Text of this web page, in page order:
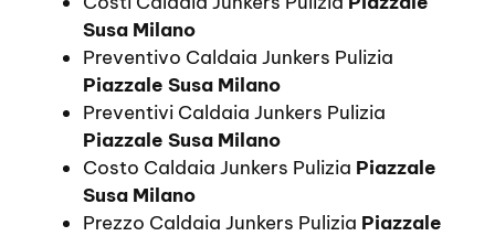
Susa Milano
Preventivo Caldaia Junkers Pulizia
Piazzale Susa Milano
Preventivi Caldaia Junkers Pulizia
Piazzale Susa Milano
Costo Caldaia Junkers Pulizia Piazzale
Susa Milano
Prezzo Caldaia Junkers Pulizia Piazzale